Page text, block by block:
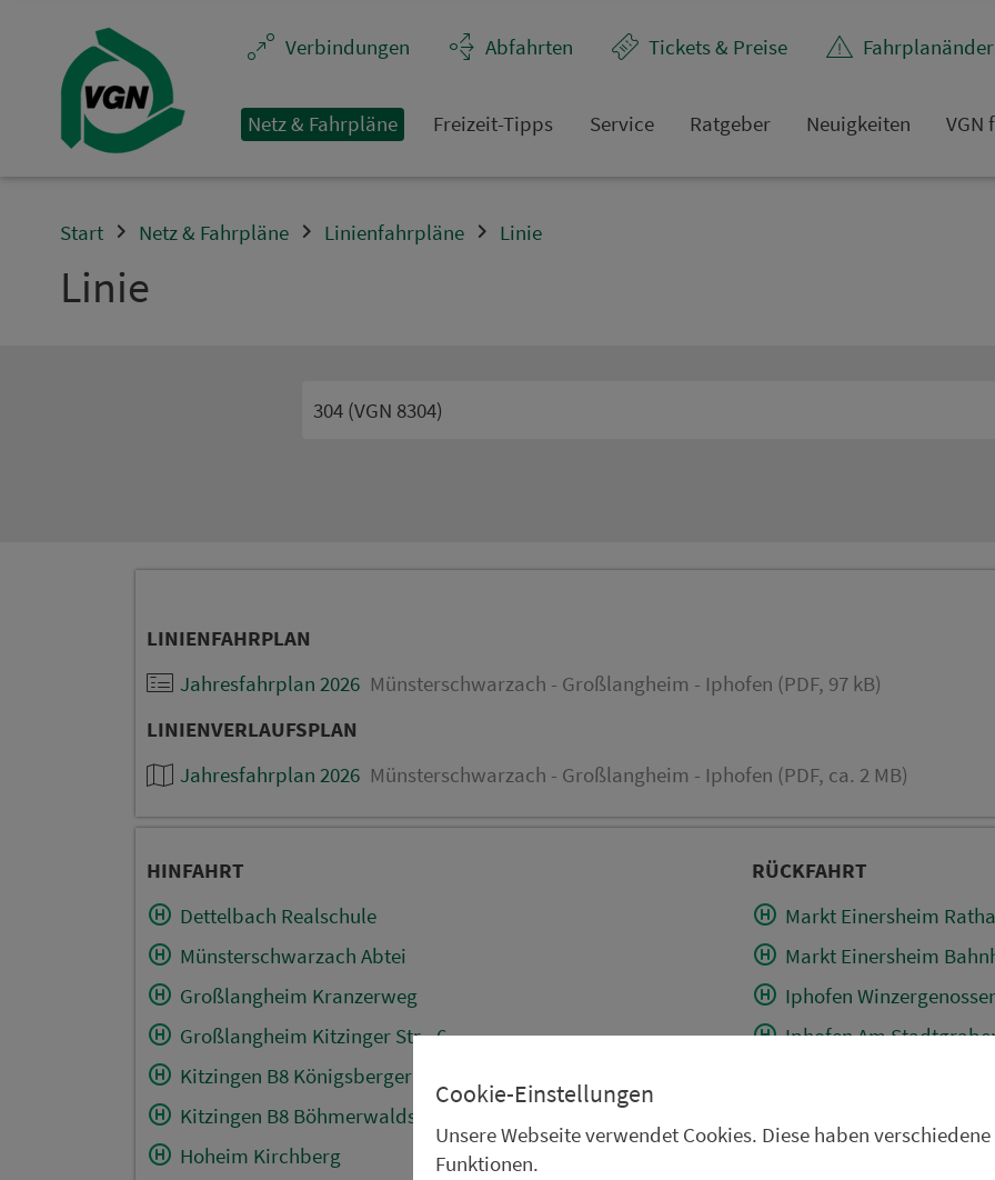
Ver­bin­dungen
Abfahrten Tickets & Preise
Netz & Fahrpläne Frei­zeit-Tipps Service Rat­ge­ber Neuigkeiten VGN
Start Netz & Fahrpläne Linienfahrpläne Linie
Linie
LINIENFAHRPLAN
Jahresfahrplan 2026 Münsterschwarzach - Großlangheim - Iphofen (PDF, 97 kB)
LINIENVERLAUFSPLAN
Jahresfahrplan 2026 Münsterschwarzach - Großlangheim - Iphofen (PDF, ca. 2 MB)
HINFAHRT
Dettelbach Realschule
Münsterschwarzach Abtei
Großlangheim Kranzerweg
Großlangheim Kitzinger Str. -6-
Kitzingen B8 Königsberger Str.
Kitzingen B8 Böhmerwaldstr.
Hoheim Kirchberg
RÜCKFAHRT
Markt Einersheim
Markt Einersheim
Iphofen
Iphofen Am
Cookie-Einstellungen
Unsere Webseite verwendet Cookies. Diese haben verschiedene
Funktionen.